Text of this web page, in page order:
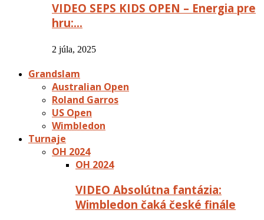
VIDEO SEPS KIDS OPEN – Energia pre
hru:…
2 júla, 2025
Grandslam
Australian Open
Roland Garros
US Open
Wimbledon
Turnaje
OH 2024
OH 2024
VIDEO Absolútna fantázia:
Wimbledon čaká české finále